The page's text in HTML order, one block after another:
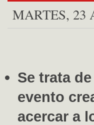
MARTES, 23
Se trata
evento
acercar a